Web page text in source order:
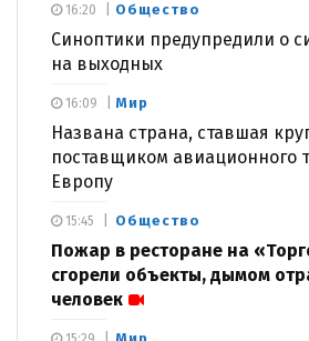
Общество
Синоптики предупредили о
на выходных
16:20
Мир
Названа страна, ставшая
поставщиком авиационного
Европу
16:09
Общество
Пожар в ресторане на
сгорели объекты, дымом
человек
15:45